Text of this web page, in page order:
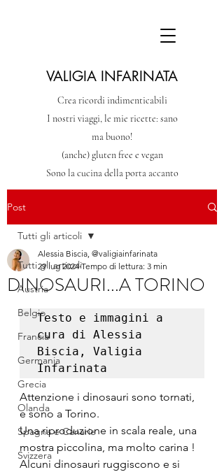
VALIGIA INFARINATA
Crea ricordi indimenticabili
I nostri viaggi, le mie ricette: sano
ma buono!
(anche) gluten free e vegan
Sono la cucina della porta accanto
Post
Tutti gli articoli
Austria
Belgio
Francia
Germania
Grecia
Olanda
Spagna e Canarie
Svizzera
Tutti gli articoli
DINOSAURI...A TORINO
Alessia Biscia, @valigiainfarinata
29 lug 2024 Tempo di lettura: 3 min
Testo e immagini a
cura di Alessia
Biscia, Valigia
Infarinata
Attenzione i dinosauri sono tornati,
e sono a Torino.
Una riproduzione in scala reale, una
mostra piccolina, ma molto carina !
Alcuni dinosauri ruggiscono e si